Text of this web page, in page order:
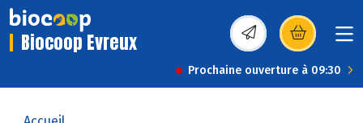
Biocoop Evreux (s’ouvre dans une
Prochaine ouverture à 09:30